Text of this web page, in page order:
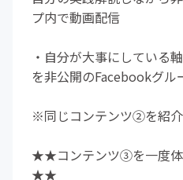
プ内で動画配信
・自分が大事にしている
を非公開のFacebookグル
※同じコンテンツ②を紹介
★★コンテンツ③を一度体
★★